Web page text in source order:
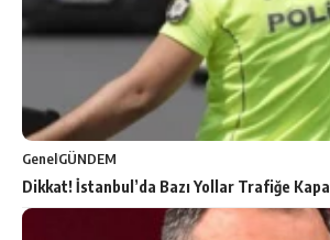
GenelGÜNDEM
Dikkat! İstanbul’da Bazı Yollar Trafiğe